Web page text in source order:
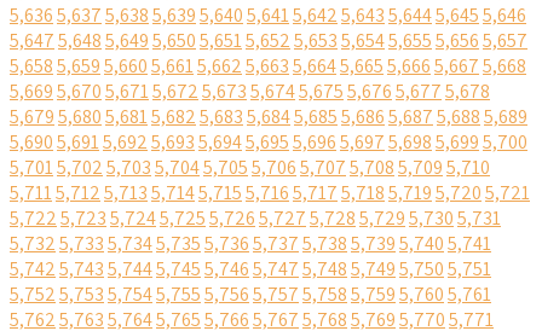
5,6365,6375,6385,6395,6405,6415,6425,6435,6445,6455,646
5,6475,6485,6495,6505,6515,6525,6535,6545,6555,6565,657
5,6585,6595,6605,6615,6625,6635,6645,6655,6665,6675,668
5,6695,6705,6715,6725,6735,6745,6755,6765,6775,678
5,6795,6805,6815,6825,6835,6845,6855,6865,6875,6885,689
5,6905,6915,6925,6935,6945,6955,6965,6975,6985,6995,700
5,7015,7025,7035,7045,7055,7065,7075,7085,7095,710
5,7115,7125,7135,7145,7155,7165,7175,7185,7195,7205,721
5,7225,7235,7245,7255,7265,7275,7285,7295,7305,731
5,7325,7335,7345,7355,7365,7375,7385,7395,7405,741
5,7425,7435,7445,7455,7465,7475,7485,7495,7505,751
5,7525,7535,7545,7555,7565,7575,7585,7595,7605,761
5,7625,7635,7645,7655,7665,7675,7685,7695,7705,771